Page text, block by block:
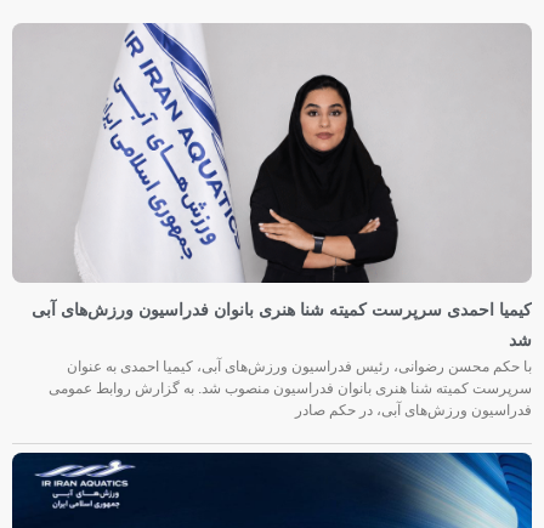
کیمیا احمدی سرپرست کمیته شنا هنری بانوان فدراسیون ورزش‌های آبی
شد
با حکم محسن رضوانی، رئیس فدراسیون ورزش‌های آبی، کیمیا احمدی به عنوان
سرپرست کمیته شنا هنری بانوان فدراسیون منصوب شد. به گزارش روابط عمومی
فدراسیون ورزش‌های آبی، در حکم صادر